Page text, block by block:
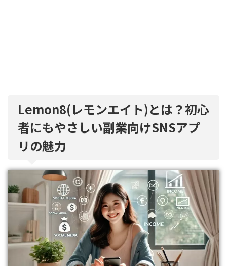
Lemon8(レモンエイト)とは？初心
者にもやさしい副業向けSNSアプ
リの魅力